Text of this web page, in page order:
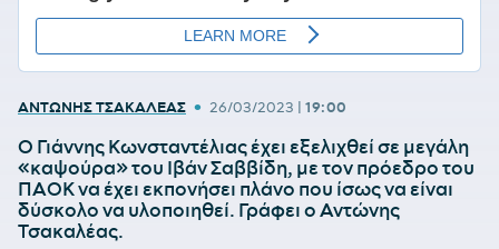
ΑΝΤΩΝΗΣ ΤΣΑΚΑΛΕΑΣ • 26/03/2023 | 19:00
Ο Γιάννης Κωνσταντέλιας έχει εξελιχθεί σε μεγάλη
«καψούρα» του Ιβάν Σαββίδη, με τον πρόεδρο του
ΠΑΟΚ να έχει εκπονήσει πλάνο που ίσως να είναι
δύσκολο να υλοποιηθεί. Γράφει ο Αντώνης
Τσακαλέας.